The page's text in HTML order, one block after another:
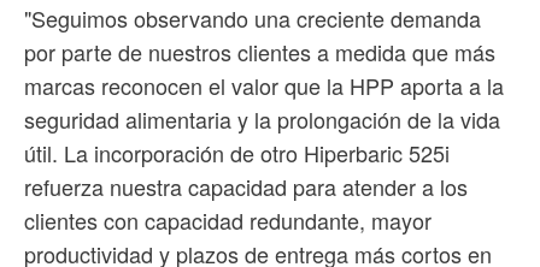
"Seguimos observando una creciente demanda
por parte de nuestros clientes a medida que más
marcas reconocen el valor que la HPP aporta a la
seguridad alimentaria y la prolongación de la vida
útil. La incorporación de otro Hiperbaric 525i
refuerza nuestra capacidad para atender a los
clientes con capacidad redundante, mayor
productividad y plazos de entrega más cortos en